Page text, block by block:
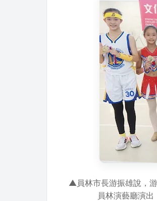
▲員林市長游振雄說，
員林演藝廳演